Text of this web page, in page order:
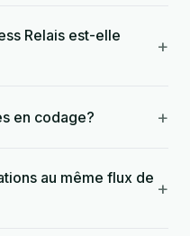
Relais est-elle
+
en codage? +
au même flux de +